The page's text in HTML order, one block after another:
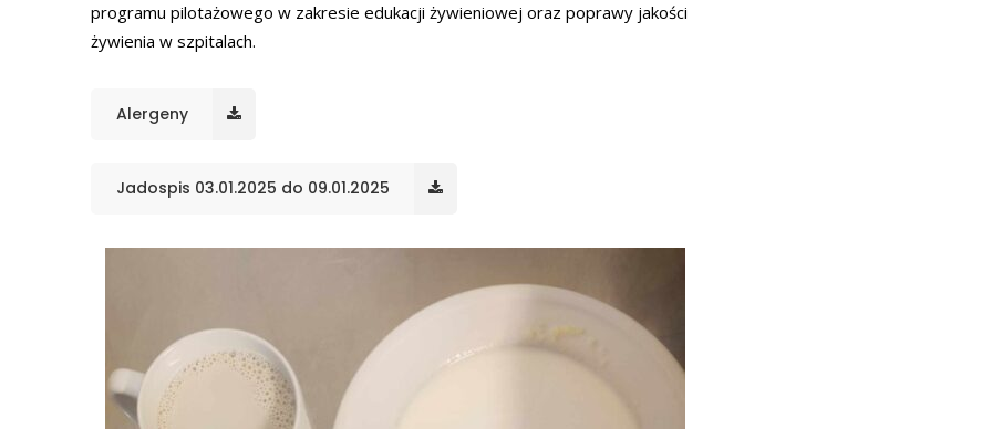
programu pilotażowego w zakresie edukacji żywieniowej oraz poprawy jakości
żywienia w szpitalach.
Alergeny
Jadospis 03.01.2025 do 09.01.2025